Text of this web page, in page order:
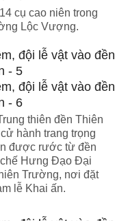
cụ cao niên trong
Lộc Vượng.
thiên đền Thiên
hành trang trọng
được rước từ đền
Hưng Đạo Đại
Trường, nơi đặt
lễ Khai ấn.